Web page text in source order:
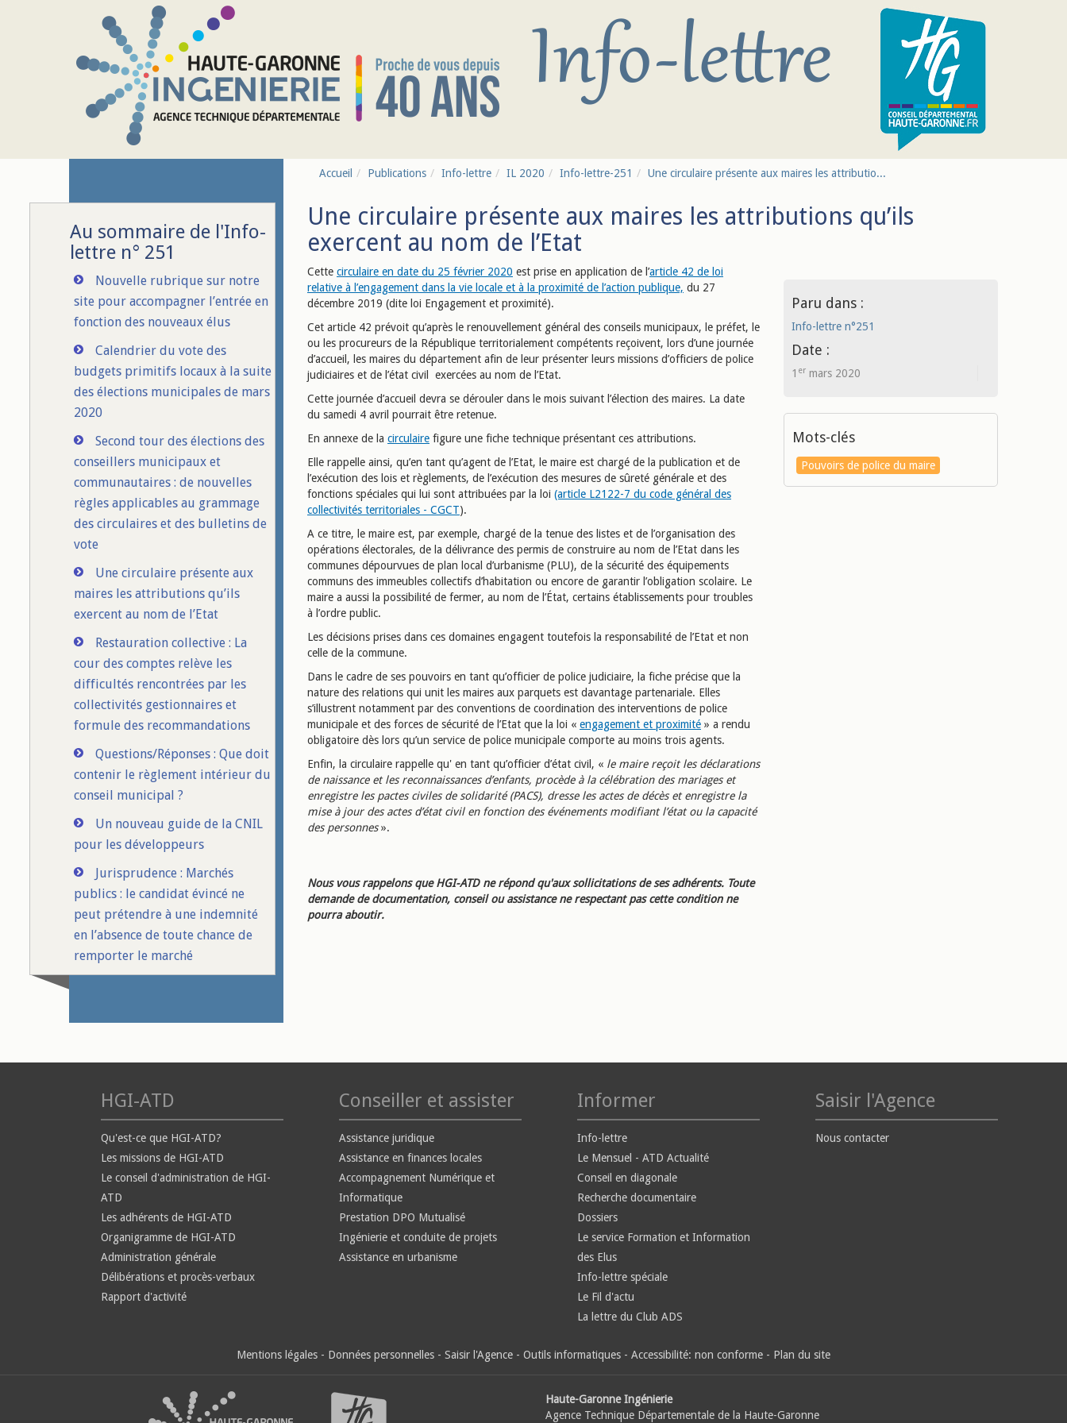
Au sommaire de l'Info-
lettre n° 251
Nouvelle rubrique sur notre
site pour accompagner l’entrée en
fonction des nouveaux élus
Calendrier du vote des
budgets primitifs locaux à la suite
des élections municipales de mars
2020
Second tour des élections des
conseillers municipaux et
communautaires : de nouvelles
règles applicables au grammage
des circulaires et des bulletins de
vote
Une circulaire présente aux
maires les attributions qu’ils
exercent au nom de l’Etat
Restauration collective : La
cour des comptes relève les
difficultés rencontrées par les
collectivités gestionnaires et
formule des recommandations
Questions/Réponses : Que doit
contenir le règlement intérieur du
conseil municipal ?
Un nouveau guide de la CNIL
pour les développeurs
Jurisprudence : Marchés
publics : le candidat évincé ne
peut prétendre à une indemnité
en l’absence de toute chance de
remporter le marché
Accueil Publications Info-lettre IL 2020 Info-lettre-251 Une circulaire présente aux maires les attributio...
Une circulaire présente aux maires les attributions qu’ils
exercent au nom de l’Etat
Cette circulaire en date du 25 février 2020 est prise en application de l’article 42 de loi
relative à l’engagement dans la vie locale et à la proximité de l’action publique, du 27
décembre 2019 (dite loi Engagement et proximité).
Cet article 42 prévoit qu’après le renouvellement général des conseils municipaux, le préfet, le
ou les procureurs de la République territorialement compétents reçoivent, lors d’une journée
d’accueil, les maires du département afin de leur présenter leurs missions d’officiers de police
judiciaires et de l’état civil exercées au nom de l’Etat.
Cette journée d’accueil devra se dérouler dans le mois suivant l’élection des maires. La date
du samedi 4 avril pourrait être retenue.
En annexe de la circulaire figure une fiche technique présentant ces attributions.
Elle rappelle ainsi, qu’en tant qu’agent de l’Etat, le maire est chargé de la publication et de
l’exécution des lois et règlements, de l’exécution des mesures de sûreté générale et des
fonctions spéciales qui lui sont attribuées par la loi (article L2122-7 du code général des
collectivités territoriales - CGCT).
A ce titre, le maire est, par exemple, chargé de la tenue des listes et de l’organisation des
opérations électorales, de la délivrance des permis de construire au nom de l’Etat dans les
communes dépourvues de plan local d’urbanisme (PLU), de la sécurité des équipements
communs des immeubles collectifs d’habitation ou encore de garantir l’obligation scolaire. Le
maire a aussi la possibilité de fermer, au nom de l’État, certains établissements pour troubles
à l’ordre public.
Les décisions prises dans ces domaines engagent toutefois la responsabilité de l’Etat et non
celle de la commune.
Dans le cadre de ses pouvoirs en tant qu’officier de police judiciaire, la fiche précise que la
nature des relations qui unit les maires aux parquets est davantage partenariale. Elles
s’illustrent notamment par des conventions de coordination des interventions de police
municipale et des forces de sécurité de l’Etat que la loi « engagement et proximité » a rendu
obligatoire dès lors qu’un service de police municipale comporte au moins trois agents.
Enfin, la circulaire rappelle qu' en tant qu’officier d’état civil, « le maire reçoit les déclarations
de naissance et les reconnaissances d’enfants, procède à la célébration des mariages et
enregistre les pactes civiles de solidarité (PACS), dresse les actes de décès et enregistre la
mise à jour des actes d’état civil en fonction des événements modifiant l’état ou la capacité
des personnes».
Nous vous rappelons que HGI-ATD ne répond qu'aux sollicitations de ses adhérents. Toute
demande de documentation, conseil ou assistance ne respectant pas cette condition ne
pourra aboutir.
Paru dans :
Info-lettre n°251
Date :
1 ermars 2020
Mots-clés
Pouvoirs de police du maire
HGI-ATD
Qu'est-ce que HGI-ATD?
Les missions de HGI-ATD
Le conseil d'administration de HGI-
ATD
Les adhérents de HGI-ATD
Organigramme de HGI-ATD
Administration générale
Délibérations et procès-verbaux
Rapport d'activité
Conseiller et assister
Assistance juridique
Assistance en finances locales
Accompagnement Numérique et
Informatique
Prestation DPO Mutualisé
Ingénierie et conduite de projets
Assistance en urbanisme
Informer
Info-lettre
Le Mensuel - ATD Actualité
Conseil en diagonale
Recherche documentaire
Dossiers
Le service Formation et Information
des Elus
Info-lettre spéciale
Le Fil d'actu
La lettre du Club ADS
Saisir l'Agence
Nous contacter
Mentions légales - Données personnelles - Saisir l'Agence - Outils informatiques - Accessibilité: non conforme - Plan du site
Haute-Garonne Ingénierie
Agence Technique Départementale de la Haute-Garonne